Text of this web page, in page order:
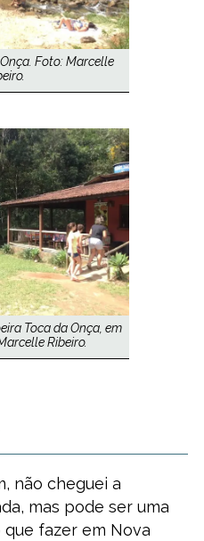
Foto: Marcelle
Toca da Onça, em
Ribeiro.
não cheguei a
mas pode ser uma
fazer em Nova